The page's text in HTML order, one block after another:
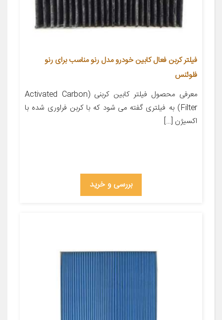
فیلتر کربن فعال کابین خودرو مدل رنو مناسب برای رنو
فلوئنس
معرفی محصول فیلتر کابین کربنی (Activated Carbon
Filter) به فیلتری گفته می شود که با کربن فراوری شده با
اکسیژن […]
بررسی و خرید